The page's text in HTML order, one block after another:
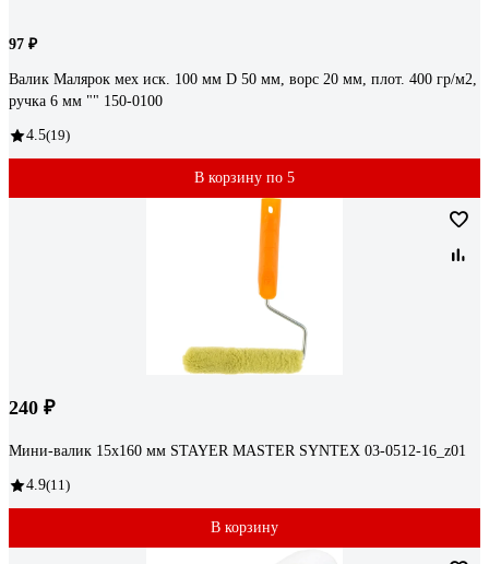
97 ₽
Валик Малярок мех иск. 100 мм D 50 мм, ворс 20 мм, плот. 400 гр/м2,
ручка 6 мм "" 150-0100
4.5(19)
В корзину по 5
240 ₽
Мини-валик 15х160 мм STAYER MASTER SYNTEX 03-0512-16_z01
4.9(11)
В корзину